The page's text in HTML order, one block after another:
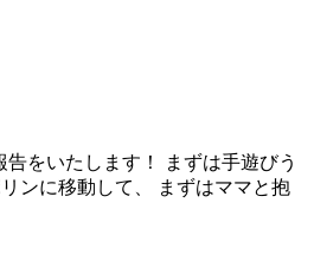
をいたします！ まずは手遊びう
ンに移動して、 まずはママと抱